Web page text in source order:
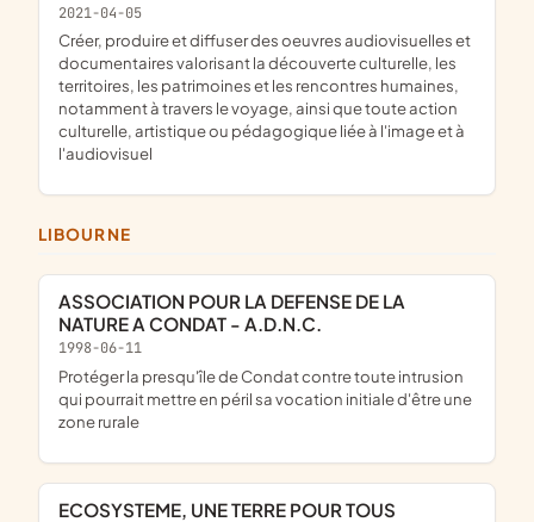
2021-04-05
créer, produire et diffuser des oeuvres audiovisuelles et
documentaires valorisant la découverte culturelle, les
territoires, les patrimoines et les rencontres humaines,
notamment à travers le voyage, ainsi que toute action
culturelle, artistique ou pédagogique liée à l'image et à
l'audiovisuel
LIBOURNE
ASSOCIATION POUR LA DEFENSE DE LA
NATURE A CONDAT - A.D.N.C.
1998-06-11
Protéger la presqu'île de Condat contre toute intrusion
qui pourrait mettre en péril sa vocation initiale d'être une
zone rurale
ECOSYSTEME, UNE TERRE POUR TOUS